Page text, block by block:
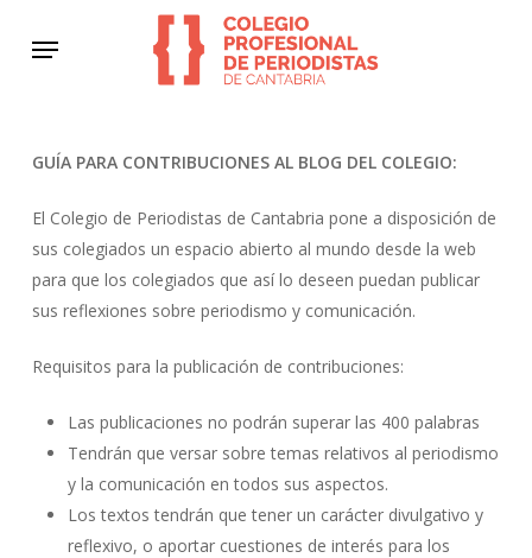
Menu
GUÍA PARA CONTRIBUCIONES AL BLOG DEL COLEGIO:
El Colegio de Periodistas de Cantabria pone a disposición de
sus colegiados un espacio abierto al mundo desde la web
para que los colegiados que así lo deseen puedan publicar
sus reflexiones sobre periodismo y comunicación.
Requisitos para la publicación de contribuciones:
Las publicaciones no podrán superar las 400 palabras
Tendrán que versar sobre temas relativos al periodismo
y la comunicación en todos sus aspectos.
Los textos tendrán que tener un carácter divulgativo y
reflexivo, o aportar cuestiones de interés para los